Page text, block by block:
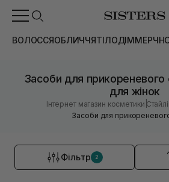
ВОЛОССЯОБЛИЧЧЯТІЛОДІММЕРЧ
Засоби для прикореневого
для жінок
Інтернет магазин косметики |
Засоби для
Фільтр 2